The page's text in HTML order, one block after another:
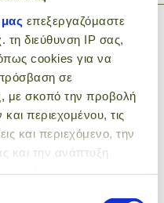
επεξεργαζόμαστε
διεύθυνση IP σας,
cookies για να
σε
με σκοπό την προβολή
περιεχομένου, τις
και περιεχόμενο, την
και την ανάπτυξη
Black Garlic Powder (Organic)